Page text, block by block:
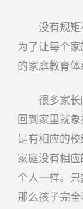
没有规矩不
为了让每个
的家庭教育体
很多家长向
回到家里就
是有相应的
家庭没有相
个人一样。只
那么孩子完全